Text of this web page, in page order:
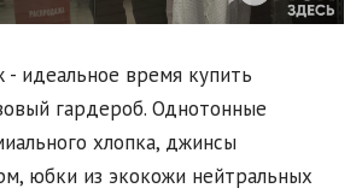
идеальное время купить
гардероб. Однотонные
хлопка, джинсы
юбки из экокожи нейтральных